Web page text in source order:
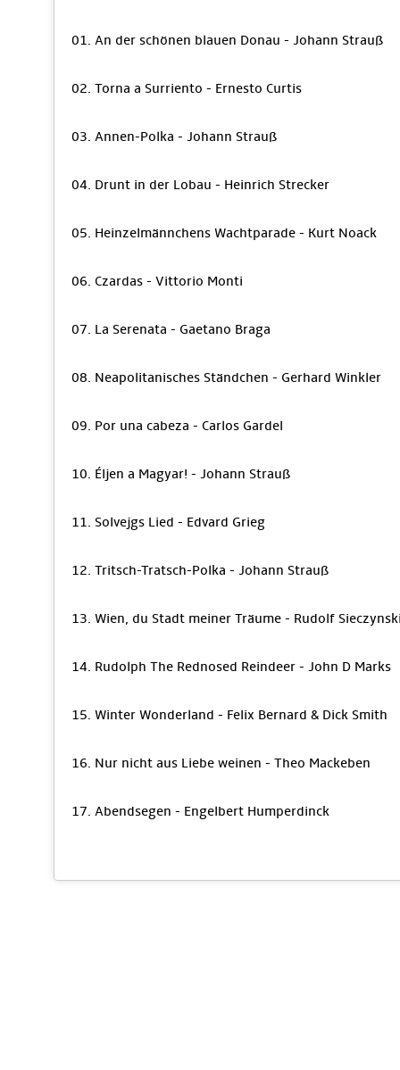
01. An der schönen blauen Donau - Johann Strauß
02. Torna a Surriento - Ernesto Curtis
03. Annen-Polka - Johann Strauß
04. Drunt in der Lobau - Heinrich Strecker
05. Heinzelmännchens Wachtparade - Kurt Noack
06. Czardas - Vittorio Monti
07. La Serenata - Gaetano Braga
08. Neapolitanisches Ständchen - Gerhard Winkler
09. Por una cabeza - Carlos Gardel
10. Éljen a Magyar! - Johann Strauß
11. Solvejgs Lied - Edvard Grieg
12. Tritsch-Tratsch-Polka - Johann Strauß
13. Wien, du Stadt meiner Träume - Rudolf
14. Rudolph The Rednosed Reindeer - John D Marks
15. Winter Wonderland - Felix Bernard & Dick Smith
16. Nur nicht aus Liebe weinen - Theo Mackeben
17. Abendsegen - Engelbert Humperdinck